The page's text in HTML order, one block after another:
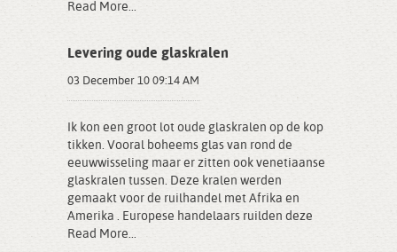
Read More...
Levering oude glaskralen
03 December 10 09:14 AM
Ik kon een groot lot oude glaskralen op de kop
tikken. Vooral boheems glas van rond de
eeuwwisseling maar er zitten ook venetiaanse
glaskralen tussen. Deze kralen werden
gemaakt voor de ruilhandel met Afrika en
Amerika . Europese handelaars ruilden deze
Read More...